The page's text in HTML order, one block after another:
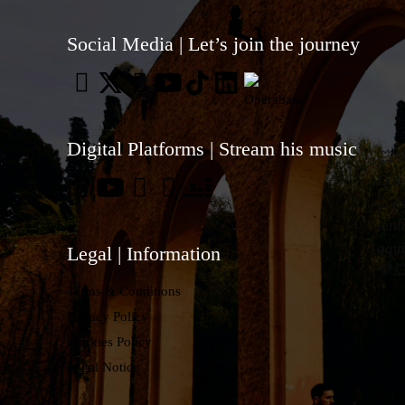
Social Media | Let’s join the journey
Digital Platforms | Stream his music
Legal | Information
Terms & Conditions
Privacy Policy
Cookies Policy
Legal Notice
ja ho
tenim
💚💥